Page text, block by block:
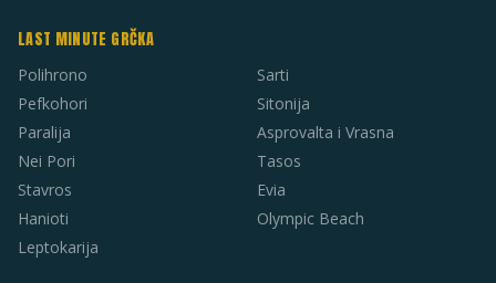
LAST MINUTE GRČKA
Polihrono
Pefkohori
Paralija
Nei Pori
Stavros
Hanioti
Leptokarija
Sarti
Sitonija
Asprovalta i Vrasna
Tasos
Evia
Olympic Beach